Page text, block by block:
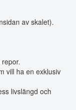
av skalet).
vill ha en exklusiv
livslängd och